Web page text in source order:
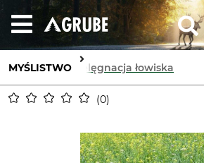
MYŚLISTWO Pielęgnacja łowiska
0